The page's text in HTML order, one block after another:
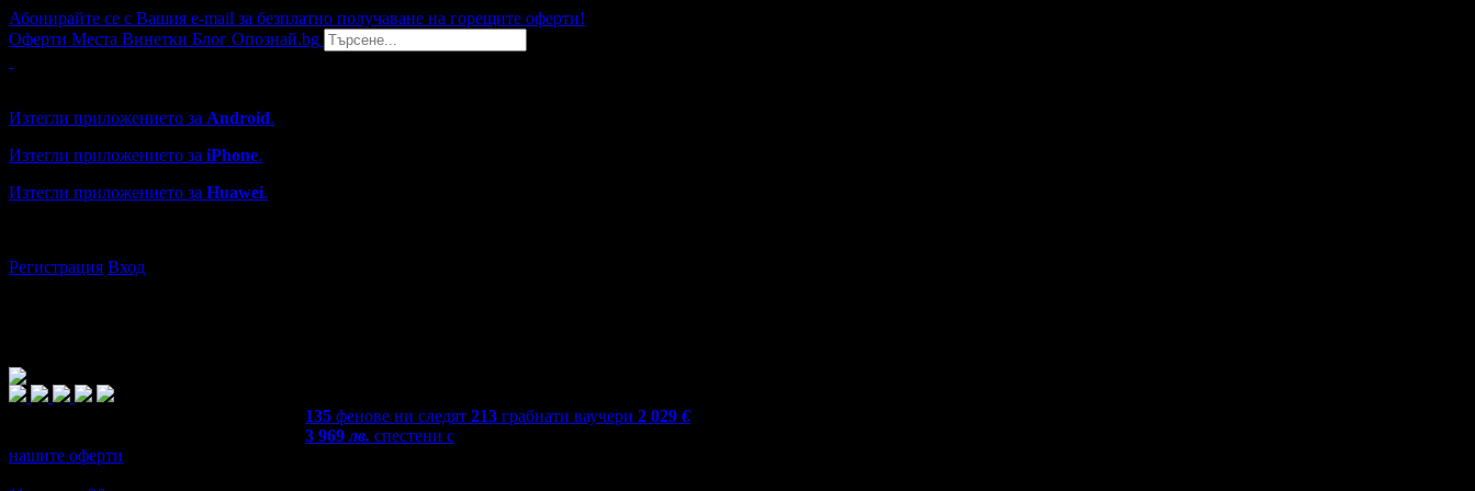
Абонирайте се с Вашия e-mail за безплатно получаване на горещите оферти!
Оферти Места Винетки Блог Опознай.bg
Изтегли приложението за Android.
Изтегли приложението за iPhone.
Изтегли приложението за Huawei.
Регистрация Вход
135 фенове ни следят 213 грабнати ваучери 2 029 €
3 969лв. спестени с
нашите оферти